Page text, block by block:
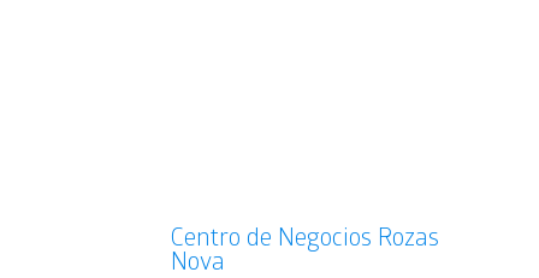
Centro de Negocios Rozas
Nova